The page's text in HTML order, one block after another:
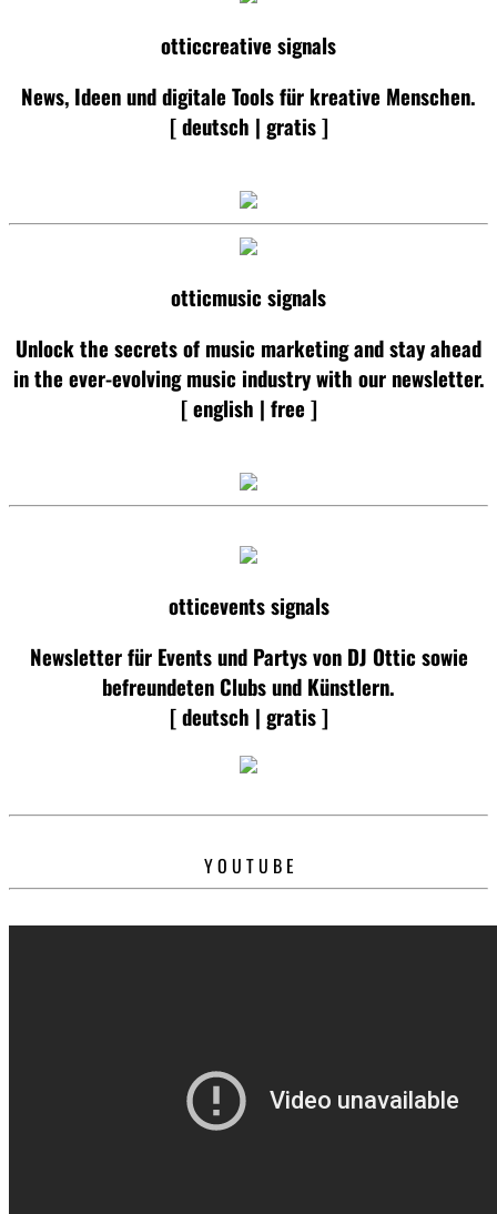
otticcreative signals
News, Ideen und digitale Tools für kreative Menschen.
[ deutsch | gratis ]
otticmusic signals
Unlock the secrets of music marketing and stay ahead
in the ever-evolving music industry with our newsletter.
[ english | free ]
otticevents signals
Newsletter für Events und Partys von DJ Ottic sowie
befreundeten Clubs und Künstlern.
[ deutsch | gratis ]
Y O U T U B E